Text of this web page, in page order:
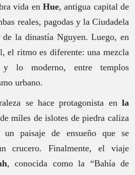
vida en Hue, antigua capital de
reales, pagodas y la Ciudadela
de la dinastía Nguyen. Luego, en
el ritmo es diferente: una mezcla
lo moderno, entre templos
urbano.
se hace protagonista en la
miles de islotes de piedra caliza
paisaje de ensueño que se
crucero. Finalmente, el viaje
, conocida como la “Bahía de